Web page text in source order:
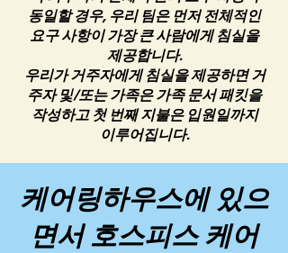
동일할 경우, 우리 팀은 먼저 전체적인
요구 사항이 가장 큰 사람에게 침실을
제공합니다.
우리가 거주자에게 침실을 제공하면 거
주자 및/또는 가족은 가족 문서 패킷을
작성하고 첫 번째 지불은 입원일까지
이루어집니다.
케어링하우스에 있으
면서 호스피스 케어